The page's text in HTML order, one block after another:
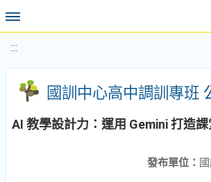
:::
國訓中心高中調訓專班
AI 教學設計力：運用 Gemini 打造
發布單位：